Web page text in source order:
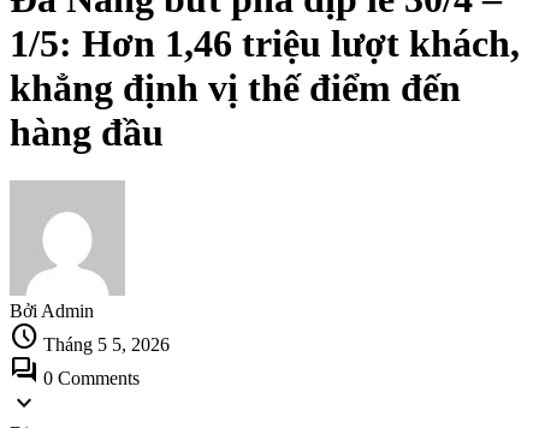
1/5: Hơn 1,46 triệu lượt khách,
khẳng định vị thế điểm đến
hàng đầu
Bởi Admin
schedule Tháng 5 5, 2026
forum 0 Comments
expand_more